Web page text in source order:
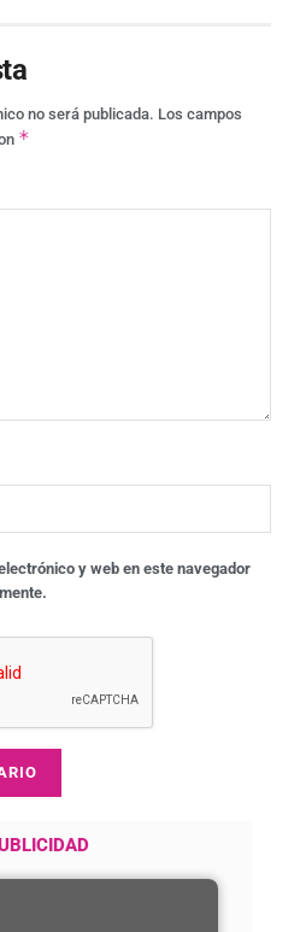
no será publicada. Los campos
*
y web en este navegador